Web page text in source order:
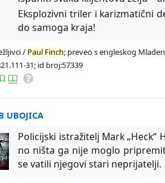
Eksplozivni triler i karizmatični
do samoga kraja!
/ Paul Finch; preveo s engleskog Mladen
31; id broj:57339
UBOJICA
Policijski istražitelj Mark „Heck“
no ništa ga nije moglo
se vatili njegovi stari neprijatelji.